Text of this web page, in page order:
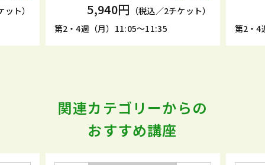
ト）
5,940円 （税込／2チケット）
第2・4週（月）11:05～11:35
第2・4
関連カテゴリーからの
おすすめ講座